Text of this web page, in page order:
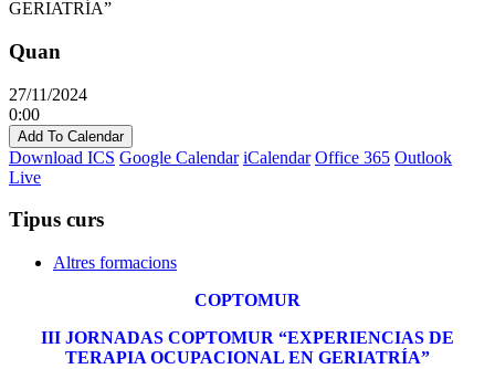
Quan
27/11/2024
0:00
Add To Calendar
Download ICS Google Calendar iCalendar Office 365 Outlook
Live
Tipus curs
Altres formacions
COPTOMUR
III JORNADAS COPTOMUR “EXPERIENCIAS DE
TERAPIA OCUPACIONAL EN GERIATRÍA”